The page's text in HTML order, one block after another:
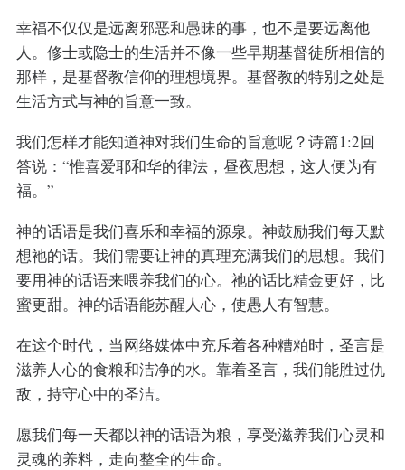
幸福不仅仅是远离邪恶和愚昧的事，也不是要远离他
人。修士或隐士的生活并不像一些早期基督徒所相信的
那样，是基督教信仰的理想境界。基督教的特别之处是
生活方式与神的旨意一致。
我们怎样才能知道神对我们生命的旨意呢？诗篇1:2回
答说：“惟喜爱耶和华的律法，昼夜思想，这人便为有
福。”
神的话语是我们喜乐和幸福的源泉。神鼓励我们每天默
想祂的话。我们需要让神的真理充满我们的思想。我们
要用神的话语来喂养我们的心。祂的话比精金更好，比
蜜更甜。神的话语能苏醒人心，使愚人有智慧。
在这个时代，当网络媒体中充斥着各种糟粕时，圣言是
滋养人心的食粮和洁净的水。靠着圣言，我们能胜过仇
敌，持守心中的圣洁。
愿我们每一天都以神的话语为粮，享受滋养我们心灵和
灵魂的养料，走向整全的生命。